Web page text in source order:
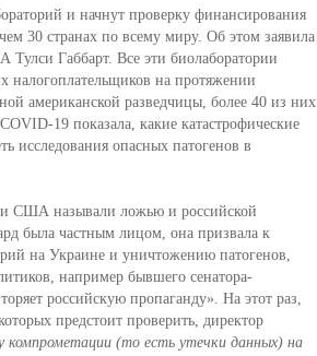
и начнут проверку финансирования
30 странах по всему миру. Об этом заявила
Габбарт. Все эти биолаборатории
налогоплательщиков на протяжении
американской разведчицы, более 40 из них
19 показала, какие катастрофические
исследования опасных патогенов в
США называли ложью и российской
была частным лицом, она призвала к
на Украине и уничтожению патогенов,
например бывшего сенатора-
российскую пропаганду». На этот раз,
предстоит проверить, директор
компрометации (то есть утечки данных) на